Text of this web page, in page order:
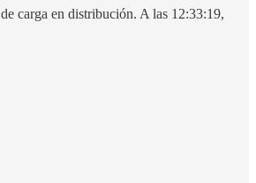
carga en distribución. A las 12:33:19,